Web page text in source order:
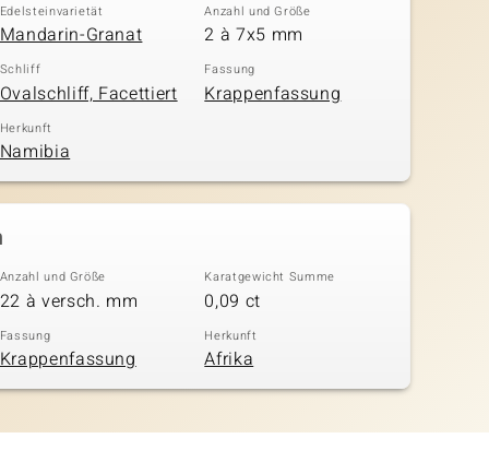
Edelsteinvarietät
Mandarin-Granat
Anzahl und Größe
2 à 7x5 mm
Schliff
Ovalschliff, Facettiert
Fassung
Krappenfassung
Herkunft
Namibia
Anzahl und Größe
22 à versch. mm
Karatgewicht Summe
0,09 ct
Fassung
Krappenfassung
Herkunft
Afrika